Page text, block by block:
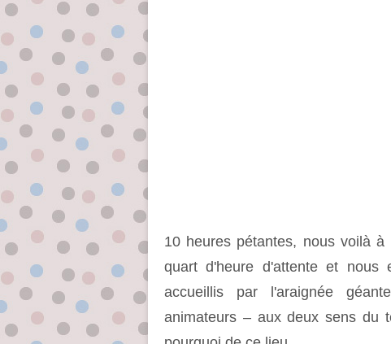
10 heures pétantes, nous voilà
quart d'heure d'attente et nous
accueillis par l'araignée
animateurs – aux deux sens du